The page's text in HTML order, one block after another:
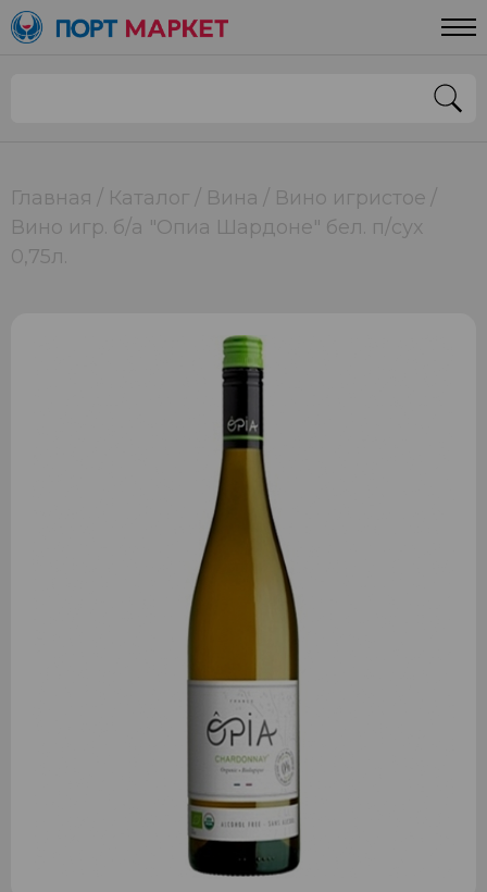
Главная Каталог Вина
Вино игристое
Вино игр. б/а "Опиа Шардоне" бел. п/сух
0,75л.